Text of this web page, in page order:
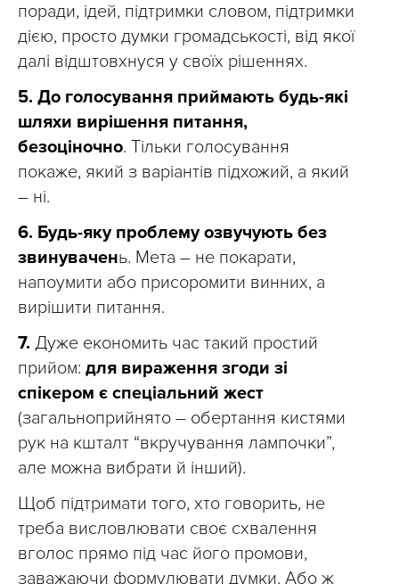
поради, ідей, підтримки словом, підтримки
дією, просто думки громадськості, від якої
далі відштовхнуся у своїх рішеннях.
5. До голосування приймають будь-які
шляхи вирішення питання,
безоціночно. Тільки голосування
покаже, який з варіантів підхожий, а який
– ні.
6. Будь-яку проблему озвучують без
звинувачень. Мета – не покарати,
напоумити або присоромити винних, а
вирішити питання.
7. Дуже економить час такий простий
прийом: для вираження згоди зі
спікером є спеціальний жест
(загальноприйнято – обертання кистями
рук на кшталт “вкручування лампочки”,
але можна вибрати й інший).
Щоб підтримати того, хто говорить, не
треба висловлювати своє схвалення
вголос прямо під час його промови,
заважаючи формулювати думки. Або ж